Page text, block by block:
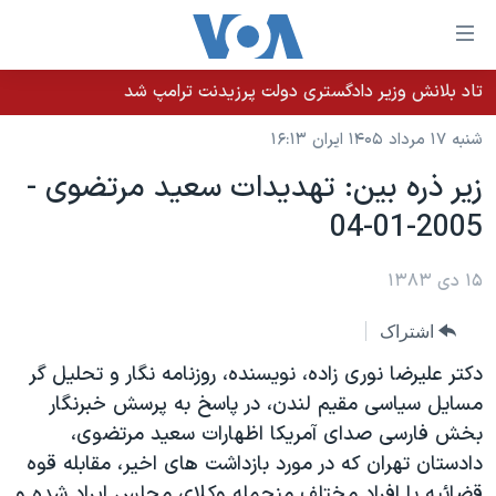
لینکهای
قابل
دسترسی
جهش
محتوای
اصلی
به
اصلی
جهش
به
جستجو
خانه
نسخه سبک وب‌سایت
موضوع ها
ایران
آمریکا
گزیده‌ها
ویژه برنامه‌ها
ویدیوها
برنامه های تلویزیونی
جدول برنامه ها
صفحه‌های ویژه
عملیات خشم حماسی
۲۵۰سالگی آمریکا
بایگانی برنامه‌های تلویزیونی
پخش رادیویی
یادگیری زبان انگلیسی
تاد بلانش وزیر دادگستری دولت پرزیدنت ترامپ شد
شنبه ۱۷ مرداد ۱۴۰۵ ایران ۱۶:۱۳
زير ذره بين: تهديدات سعيد مرتضوی -
2005-01-04
۱۵ دی ۱۳۸۳
اشتراک
دکتر عليرضا نوری زاده، نويسنده، روزنامه نگار و تحليل گر
مسايل سياسی مقيم لندن، در پاسخ به پرسش خبرنگار
بخش فارسی صدای آمريکا اظهارات سعيد مرتضوی،
دادستان تهران که در مورد بازداشت های اخير، مقابله قوه